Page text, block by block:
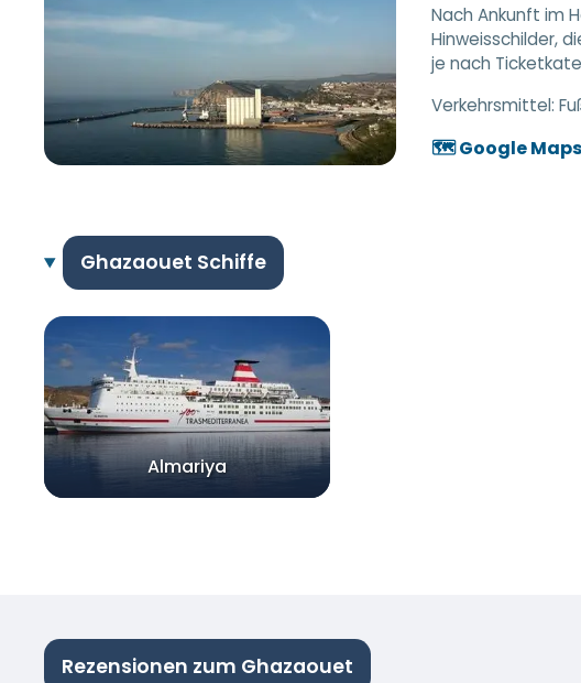
Nach Ankunft im
Hinweisschilder,
je nach
Verkehrsmittel:
🗺️ Google Maps
Ghazaouet Schiffe
Almariya
Rezensionen zum Ghazaouet